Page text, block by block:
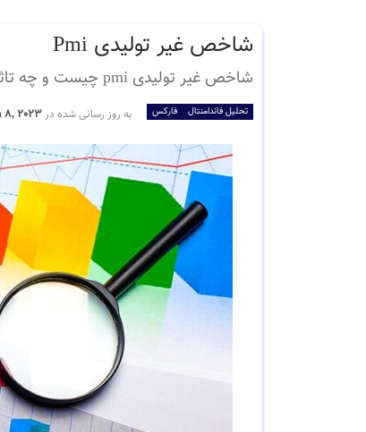
شاخص غیر تولیدی Pmi
شاخص غیر تولیدی pmi چیست و چه تاثیری بر بازار فارکس دارد ؟
تحلیل فاندامنتال فارکس به روز رسانی شده در 8, 2023